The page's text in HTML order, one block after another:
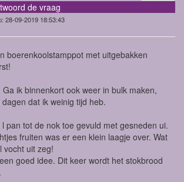
de vraag
28-09-2019 18:53:43
boerenkoolstamppot met uitgebakken
ik binnenkort ook weer in bulk maken,
dat ik weinig tijd heb.
pan tot de nok toe gevuld met gesneden ui.
fruiten was er een klein laagje over. Wat
vocht uit zeg!
goed idee. Dit keer wordt het stokbrood